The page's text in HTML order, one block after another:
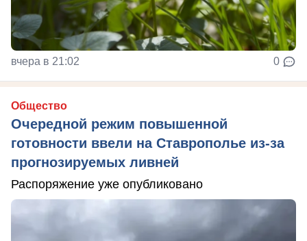
вчера в 21:02 0
Общество
Очередной режим повышенной
готовности ввели на Ставрополье из-за
прогнозируемых ливней
Распоряжение уже опубликовано